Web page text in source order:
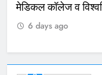
मेडिकल कॉलेज व
6 days ago
2